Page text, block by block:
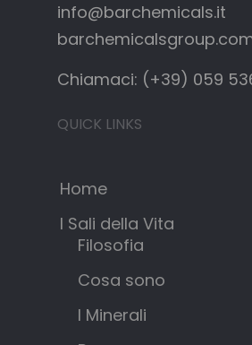
info@barchemicals.it
Chiamaci: (+39) 059
QUICK LINKS
Home
I Sali della Vita
Filosofia
Cosa sono
I Minerali